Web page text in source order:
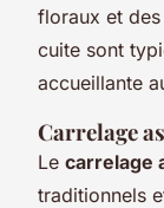
floraux et
cuite sont
accueillante
Carrelage
Le carrelage
traditionnels